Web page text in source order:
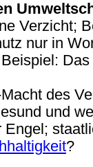
Verzicht;
nur in
des
und
Engel;
?